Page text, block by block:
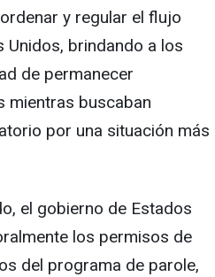
y regular el flujo
brindando a los
de permanecer
mientras buscaban
por una situación más
el gobierno de Estados
los permisos de
del programa de parole,